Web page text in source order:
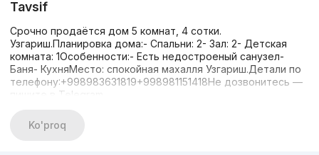
Tavsif
Срочно продаётся дом 5 комнат, 4 сотки.
Узгариш.Планировка дома:- Спальни: 2- Зал: 2- Детская
комната: 1Особенности:- Есть недостроеный санузел-
Баня- КухняМесто: спокойная махалля Узгариш.Детали по
телефону:+998983631819+998981151418Не дозвонитесь —
пишите в Telegram.
Ko'proq